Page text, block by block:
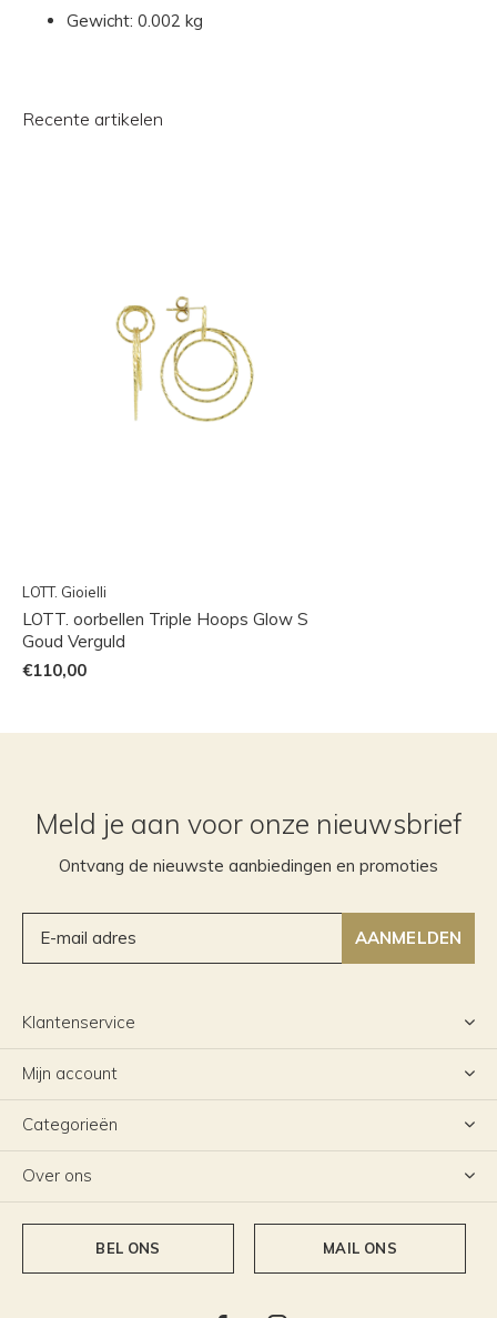
Gewicht: 0.002 kg
Recente artikelen
LOTT. Gioielli
LOTT. oorbellen Triple Hoops Glow S
Goud Verguld
€110,00
Meld je aan voor onze nieuwsbrief
Ontvang de nieuwste aanbiedingen en promoties
AANMELDEN
Klantenservice
Mijn account
Categorieën
Over ons
BEL ONS MAIL ONS